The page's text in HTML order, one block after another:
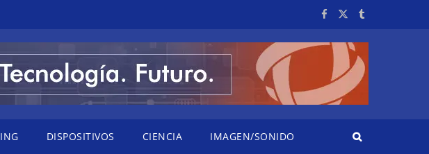
DISPOSITIVOS CIENCIA IMAGEN/SONIDO